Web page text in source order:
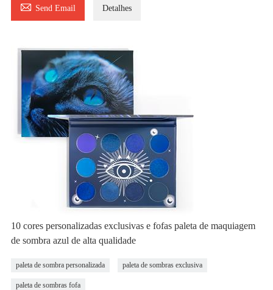
 Send Email Detalhes
10 cores personalizadas exclusivas e fofas paleta de maquiagem
de sombra azul de alta qualidade
paleta de sombra personalizada paleta de sombras exclusiva
paleta de sombras fofa